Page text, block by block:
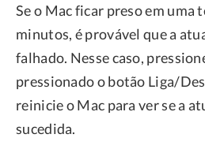
Se o Mac ficar preso em uma
minutos, é provável que a
falhado. Nesse caso,
pressionado o botão Liga/
reinicie o Mac para ver se a
sucedida.